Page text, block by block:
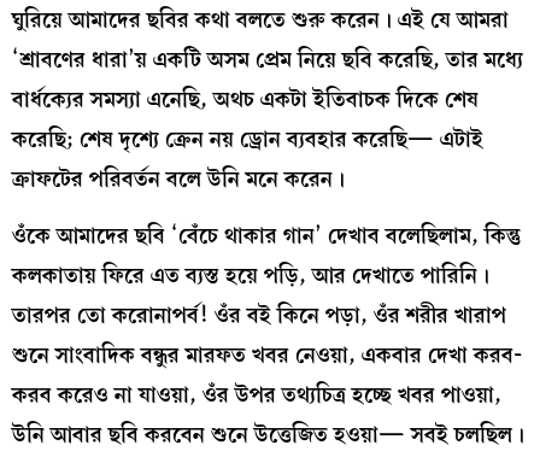
ঘুরিয়ে আমাদের ছবির কথা বলতে শুরু করেন। এই যে আমরা
‘শ্রাবণের ধারা’য় একটি অসম প্রেম নিয়ে ছবি করেছি, তার মধ্যে
বার্ধক্যের সমস্যা এনেছি, অথচ একটা ইতিবাচক দিকে শেষ
করেছি; শেষ দৃশ্যে ক্রেন নয় ড্রোন ব্যবহার করেছি— এটাই
ক্রাফটের পরিবর্তন বলে উনি মনে করেন।
ওঁকে আমাদের ছবি ‘বেঁচে থাকার গান’ দেখাব বলেছিলাম, কিন্তু
কলকাতায় ফিরে এত ব্যস্ত হয়ে পড়ি, আর দেখাতে পারিনি।
তারপর তো করোনাপর্ব! ওঁর বই কিনে পড়া, ওঁর শরীর খারাপ
শুনে সাংবাদিক বন্ধুর মারফত খবর নেওয়া, একবার দেখা করব-
করব করেও না যাওয়া, ওঁর উপর তথ্যচিত্র হচ্ছে খবর পাওয়া,
উনি আবার ছবি করবেন শুনে উত্তেজিত হওয়া— সবই চলছিল।